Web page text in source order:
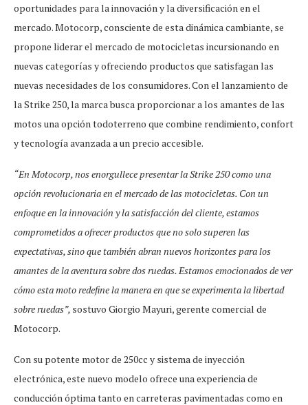
oportunidades para la innovación y la diversificación en el
mercado. Motocorp, consciente de esta dinámica cambiante, se
propone liderar el mercado de motocicletas incursionando en
nuevas categorías y ofreciendo productos que satisfagan las
nuevas necesidades de los consumidores. Con el lanzamiento de
la Strike 250, la marca busca proporcionar a los amantes de las
motos una opción todoterreno que combine rendimiento, confort
y tecnología avanzada a un precio accesible.
“En Motocorp, nos enorgullece presentar la Strike 250 como una
opción revolucionaria en el mercado de las motocicletas. Con un
enfoque en la innovación y la satisfacción del cliente, estamos
comprometidos a ofrecer productos que no solo superen las
expectativas, sino que también abran nuevos horizontes para los
amantes de la aventura sobre dos ruedas. Estamos emocionados de ver
cómo esta moto redefine la manera en que se experimenta la libertad
sobre ruedas”, sostuvo Giorgio Mayuri, gerente comercial de
Motocorp.
Con su potente motor de 250cc y sistema de inyección
electrónica, este nuevo modelo ofrece una experiencia de
conducción óptima tanto en carreteras pavimentadas como en